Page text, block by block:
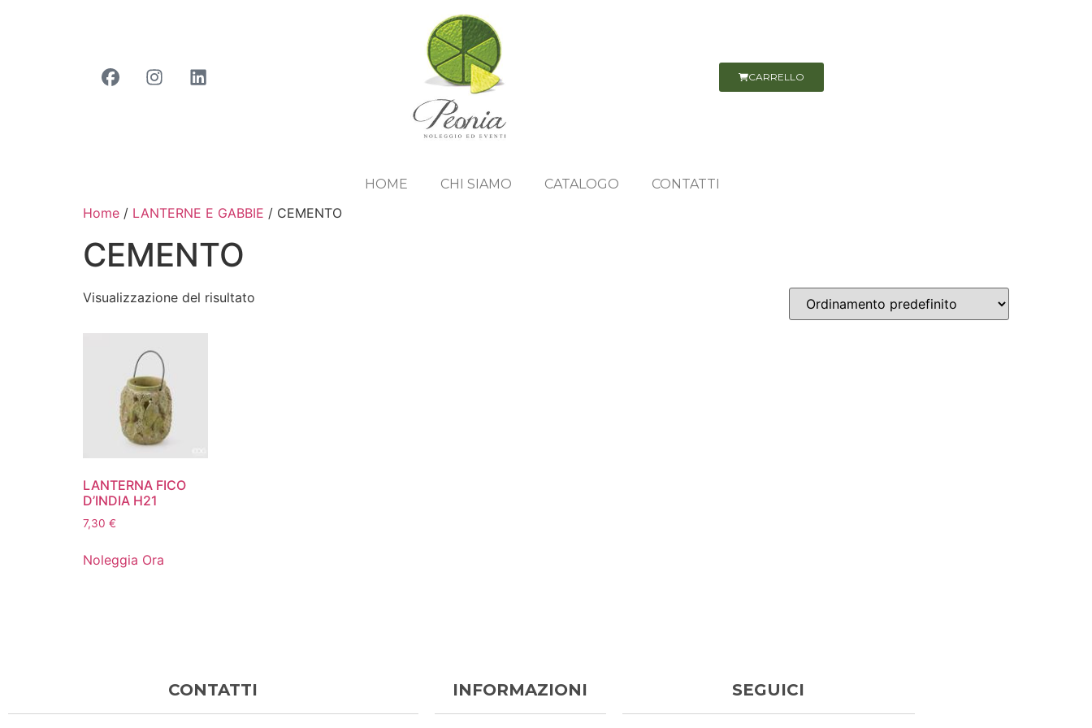
CARRELLO
HOME CHI SIAMO CATALOGO CONTATTI
Home / LANTERNE E GABBIE / CEMENTO
CEMENTO
Visualizzazione del risultato
LANTERNA FICO
D’INDIA H21
7,30 €
Noleggia Ora
CONTATTI INFORMAZIONI SEGUICI